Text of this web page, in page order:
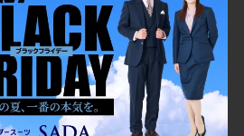
の
公
式
の
公
式
の
公
式
の
公
式